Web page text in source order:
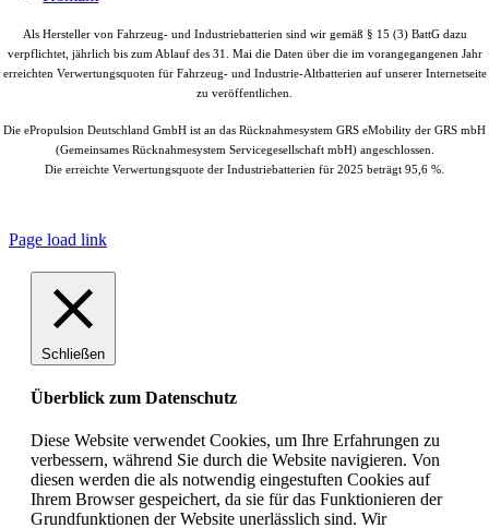
Als Hersteller von Fahrzeug- und Industriebatterien sind wir gemäß § 15 (3) BattG dazu
verpflichtet, jährlich bis zum Ablauf des 31. Mai die Daten über die im vorangegangenen Jahr
erreichten Verwertungsquoten für Fahrzeug- und Industrie-Altbatterien auf unserer Internetseite
zu veröffentlichen.
Die ePropulsion Deutschland GmbH ist an das Rücknahmesystem GRS eMobility der GRS mbH
(Gemeinsames Rücknahmesystem Servicegesellschaft mbH) angeschlossen.
Die erreichte Verwertungsquote der Industriebatterien für 2025 beträgt 95,6 %.
Page load link
Schließen
Überblick zum Datenschutz
Diese Website verwendet Cookies, um Ihre Erfahrungen zu
verbessern, während Sie durch die Website navigieren. Von
diesen werden die als notwendig eingestuften Cookies auf
Ihrem Browser gespeichert, da sie für das Funktionieren der
Grundfunktionen der Website unerlässlich sind. Wir